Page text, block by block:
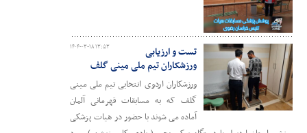
۱۴۰۴-۰۳-۱۸ ۱۳:۵۳
تست و ارزیابی
ورزشکاران تیم ملی مینی گلف
ورزشکاران اردوی انتخابی تیم ملی مینی
گلف که به مسابقات قهرمانی آلمان
آماده می شوند با حضور در هیات پزشکی